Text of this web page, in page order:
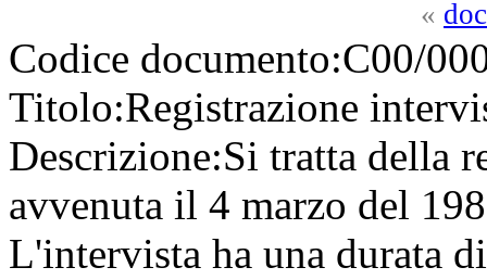
«
Codice documento:C00/
Titolo:Registrazione
Descrizione:Si tratta della
avvenuta il 4 marzo del
L'intervista ha una durata